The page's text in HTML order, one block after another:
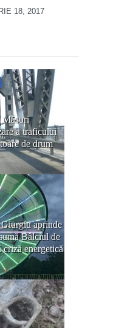
18, 2017
Măsuri
a traficului
de drum
aprinde
Bâlciul de
energetică